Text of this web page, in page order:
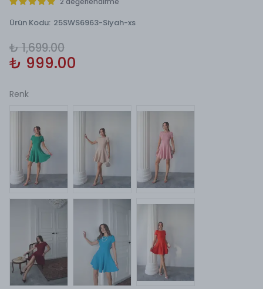
Ürün Kodu: 25SWS6963-Siyah-xs
₺ 1,699.00
₺ 999.00
Renk